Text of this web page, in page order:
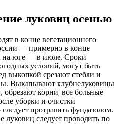
луковиц осенью
в конце вегетационного
— примерно в конце
на юге — в июле. Сроки
условий, могут быть
выкопкой срезают стебли и
Выкапывают клубнелуковицы
корни, все больные
уборки и очистки
протравить фундазолом.
луковиц следует проводить по